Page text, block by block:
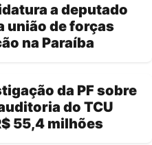
a deputado
união de forças
na Paraíba
da PF sobre
do TCU
55,4 milhões